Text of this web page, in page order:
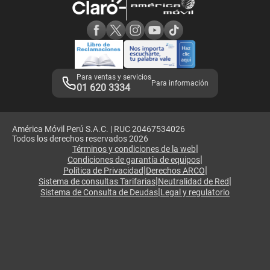
Adquirientes iPhone 6, 6S y SE
Mensaje de Seguridad
Términos y Condiciones de Tienda Claro
Libro de Reclamaciones
Legales de marketplace
Para ventas y servicios
01 620 3334 Para información
América Móvil Perú S.A.C. | RUC 20467534026
Todos los derechos reservados 2026
Términos y condiciones de la web|
Condiciones de garantía de equipos|
Política de Privacidad|Derechos ARCO|
Sistema de consultas Tarifarias|Neutralidad de Red|
Sistema de Consulta de Deudas|Legal y regulatorio